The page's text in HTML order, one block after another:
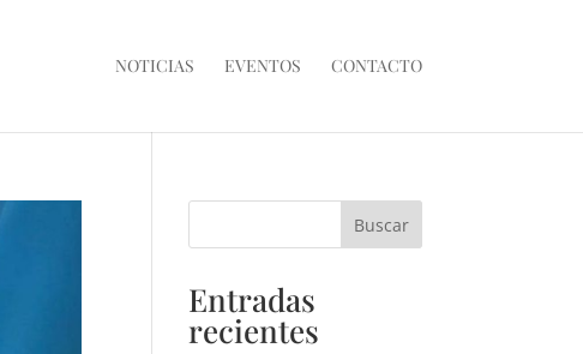
NOTICIAS EVENTOS CONTACTO
Buscar
Entradas
recientes